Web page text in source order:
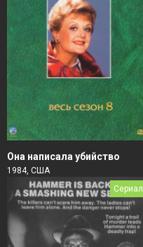
Она написала убийство
1984, США
Сериал